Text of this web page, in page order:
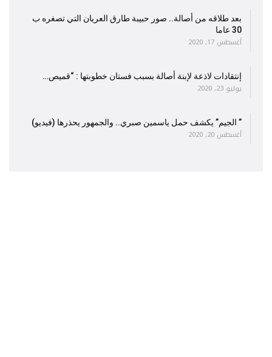
بعد طلاقه من أصالة.. صور حبيبة طارق العريان التي تصغره ب
30 عاما
أغسطس 17, 2020
إنتقادات لاذعة لإبنة أصالة بسبب فستان خطوبتها : “قميص…
يوليو 23, 2020
” الجيم” يكشف حمل ياسمين صبري.. والجمهور يحذرها (فيديو)
أغسطس 20, 2020